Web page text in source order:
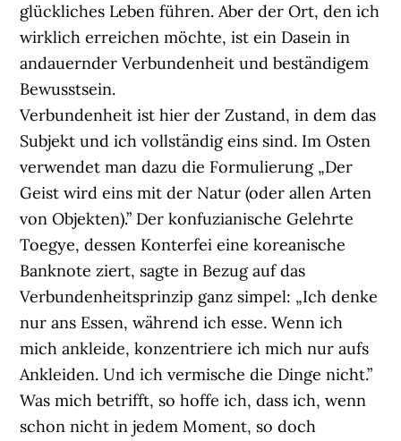
glückliches Leben führen. Aber der Ort, den ich
wirklich erreichen möchte, ist ein Dasein in
andauernder Verbundenheit und beständigem
Bewusstsein.
Verbundenheit ist hier der Zustand, in dem das
Subjekt und ich vollständig eins sind. Im Osten
verwendet man dazu die Formulierung „Der
Geist wird eins mit der Natur (oder allen Arten
von Objekten).” Der konfuzianische Gelehrte
Toegye, dessen Konterfei eine koreanische
Banknote ziert, sagte in Bezug auf das
Verbundenheitsprinzip ganz simpel: „Ich denke
nur ans Essen, während ich esse. Wenn ich
mich ankleide, konzentriere ich mich nur aufs
Ankleiden. Und ich vermische die Dinge nicht.”
Was mich betrifft, so hoffe ich, dass ich, wenn
schon nicht in jedem Moment, so doch